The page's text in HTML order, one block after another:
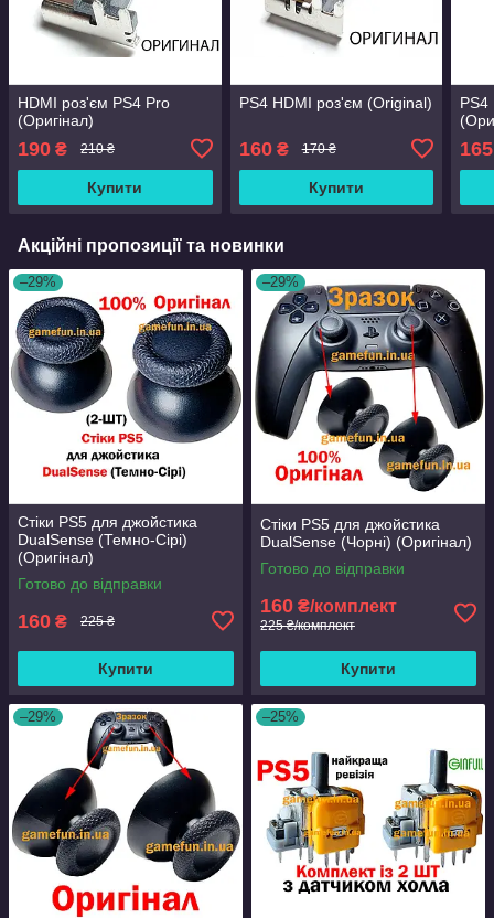
HDMI роз'єм PS4 Pro
(Оригінал)
190 ₴ 210 ₴
Купити
PS4 HDMI роз'єм (Original)
160₴ 170 ₴
Купити
PS4
165
Акційні пропозиції та новинки
–29%
Стіки PS5 для джойстика
DualSense (Темно-Сірі)
(Оригінал)
Готово до відправки
160 ₴ 225 ₴
Купити
–29%
Стіки PS5 для джойстика
DualSense (Чорні) (Оригінал)
Готово до відправки
160 ₴/комплект
225 ₴/комплект
Купити
–29% –25%